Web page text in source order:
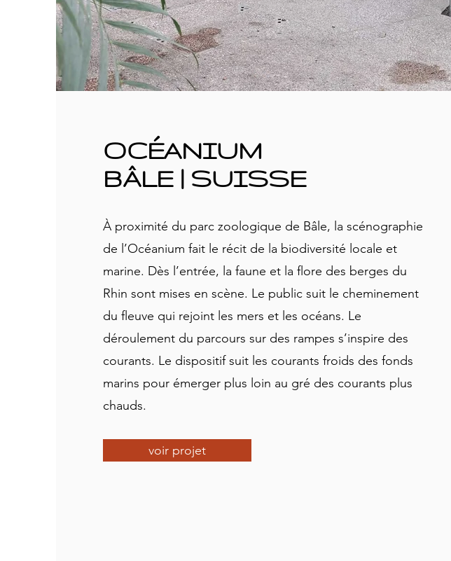
OCÉANIUM
BÂLE | SUISSE
À proximité du parc zoologique de Bâle, la scénographie
de l’Océanium fait le récit de la biodiversité locale et
marine. Dès l’entrée, la faune et la flore des berges du
Rhin sont mises en scène. Le public suit le cheminement
du fleuve qui rejoint les mers et les océans. Le
déroulement du parcours sur des rampes s’inspire des
courants. Le dispositif suit les courants froids des fonds
marins pour émerger plus loin au gré des courants plus
chauds.
voir projet